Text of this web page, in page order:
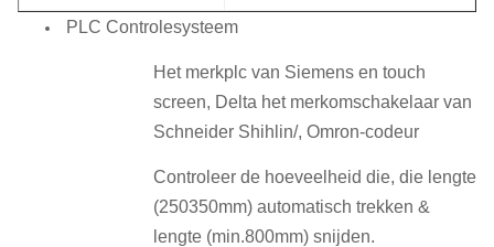
PLC Controlesysteem
Het merkplc van Siemens en touch
screen, Delta het merkomschakelaar van
Schneider Shihlin/, Omron-codeur
Controleer de hoeveelheid die, die lengte
(250350mm) automatisch trekken &
lengte (min.800mm) snijden.